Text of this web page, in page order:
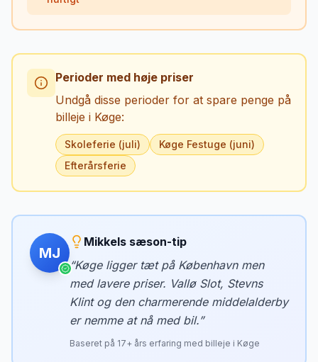
Perioder med høje priser
Undgå disse perioder for at spare penge på
billeje i Køge:
Skoleferie (juli)
Køge Festuge (juni)
Efterårsferie
MJ
Mikkels sæson-tip
“Køge ligger tæt på København men
med lavere priser. Vallø Slot, Stevns
Klint og den charmerende middelalderby
er nemme at nå med bil.”
Baseret på 17+ års erfaring med billeje i Køge